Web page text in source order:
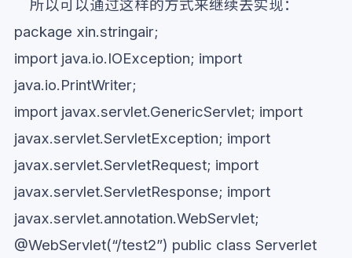
所以可以通过这样的方式来继续去实现：
package xin.stringair;
import java.io.IOException; import
java.io.PrintWriter;
import javax.servlet.GenericServlet; import
javax.servlet.ServletException; import
javax.servlet.ServletRequest; import
javax.servlet.ServletResponse; import
javax.servlet.annotation.WebServlet;
@WebServlet(“/test2”) public class Serverlet